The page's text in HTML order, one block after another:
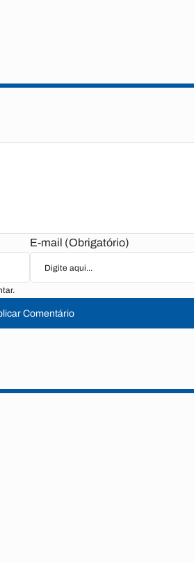
E-mail (Obrigatório)
Comentário